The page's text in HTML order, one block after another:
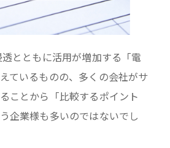
とともに活用が増加する「電
ているものの、多くの会社がサ
ことから「比較するポイント
企業様も多いのではないでし